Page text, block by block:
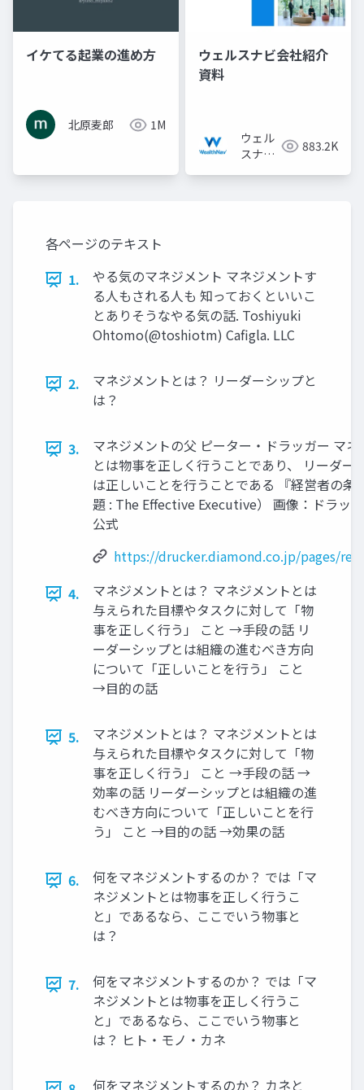
イケてる起業の進め方
北原麦郎 1M
ウェルスナビ会社紹介
資料
ウェル
スナビ
883.2K
各ページのテキスト
1.
やる気のマネジメント マネジメントす
る人もされる人も 知っておくといいこ
とありそうなやる気の話. Toshiyuki
Ohtomo(@toshiotm) Caﬁgla. LLC
2.
マネジメントとは？ リーダーシップと
は？
3.
マネジメントの父 ピーター・ドラッガー マネ
とは物事を正しく行うことであり、 リーダー
は正しいことを行うことである 『経営者の条
題 : The Effective Executive） 画像：ドラッ
公式
https://drucker.diamond.co.jp/pages/
4.
マネジメントとは？ マネジメントとは
与えられた目標やタスクに対して「物
事を正しく行う」 こと →手段の話 リ
ーダーシップとは組織の進むべき方向
について「正しいことを行う」 こと
→目的の話
5.
マネジメントとは？ マネジメントとは
与えられた目標やタスクに対して「物
事を正しく行う」 こと →手段の話 →
効率の話 リーダーシップとは組織の進
むべき方向について「正しいことを行
う」 こと →目的の話 →効果の話
6.
何をマネジメントするのか？ では「マ
ネジメントとは物事を正しく行うこ
と」であるなら、ここでいう物事と
は？
7.
何をマネジメントするのか？ では「マ
ネジメントとは物事を正しく行うこ
と」であるなら、ここでいう物事と
は？ ヒト・モノ・カネ
何をマネジメントするのか？ カネと